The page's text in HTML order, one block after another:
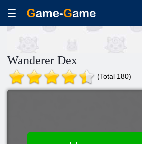
Wanderer Dex
(Total 180)